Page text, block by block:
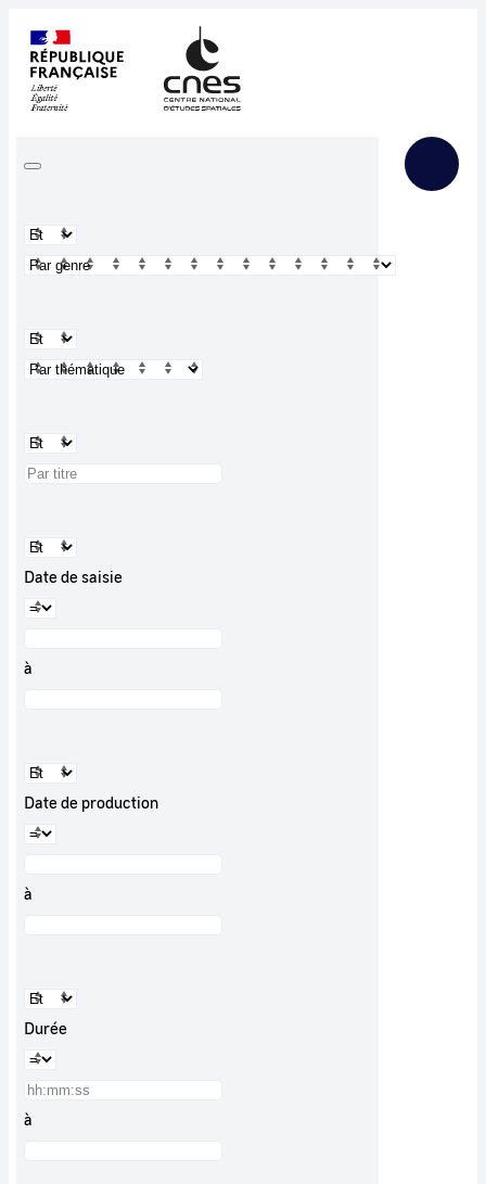
Date de saisie
à
Date de production
à
Durée
à